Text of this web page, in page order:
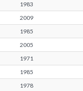
1983
2009
1985
2005
1971
1985
1978